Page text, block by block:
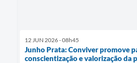
12 JUN 2026 - 08h45
Junho Prata: Conviver promove
conscientização e valorização da